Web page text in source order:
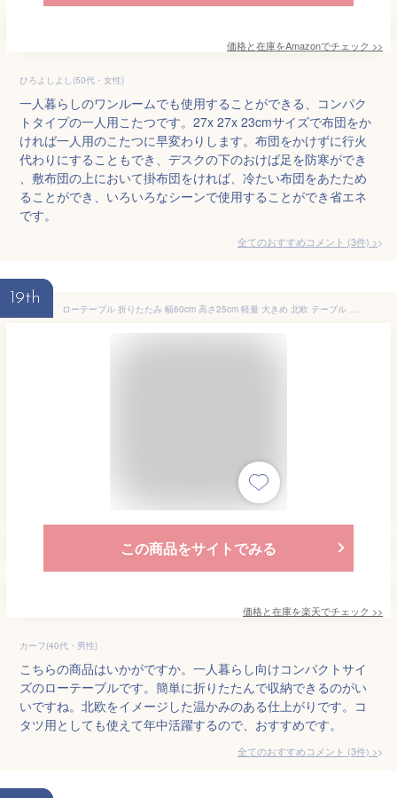
価格と在庫をAmazonでチェック >>
ひろよしよし(50代・女性)
一人暮らしのワンルームでも使用することができる、コンパク
トタイプの一人用こたつです。27x 27x 23cmサイズで布団をか
ければ一人用のこたつに早変わりします。布団をかけずに行火
代わりにすることもでき、デスクの下のおけば足を防寒ができ
、敷布団の上において掛布団をければ、冷たい布団をあたため
ることができ、いろいろなシーンで使用することができ省エネ
です。
全てのおすすめコメント (3件) >
19th
ローテーブル 折りたたみ 幅60cm 高さ25cm 軽量 大きめ 北欧 テーブル 一人用 アウトドア 折り畳みテーブル パソコン 一人暮らし センターテーブル おしゃれ リビングテーブル こたつ 折れ脚テーブル フォールディングテーブル 折れ脚テーブル コンパクト 木製ローテーブル
この商品をサイトでみる
価格と在庫を楽天でチェック >>
カーフ(40代・男性)
こちらの商品はいかがですか。一人暮らし向けコンパクトサイ
ズのローテーブルです。簡単に折りたたんで収納できるのがい
いですね。北欧をイメージした温かみのある仕上がりです。コ
タツ用としても使えて年中活躍するので、おすすめです。
全てのおすすめコメント (3件) >